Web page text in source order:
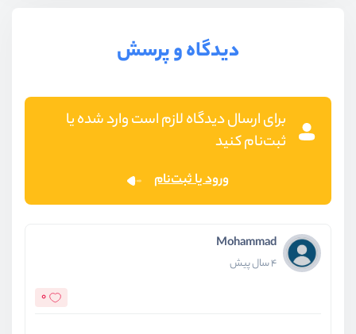
دیدگاه و پرسش
برای ارسال دیدگاه لازم است وارد شده یا
ثبت‌نام کنید
ورود یا ثبت‌نام
Mohammad
4 سال پیش
0